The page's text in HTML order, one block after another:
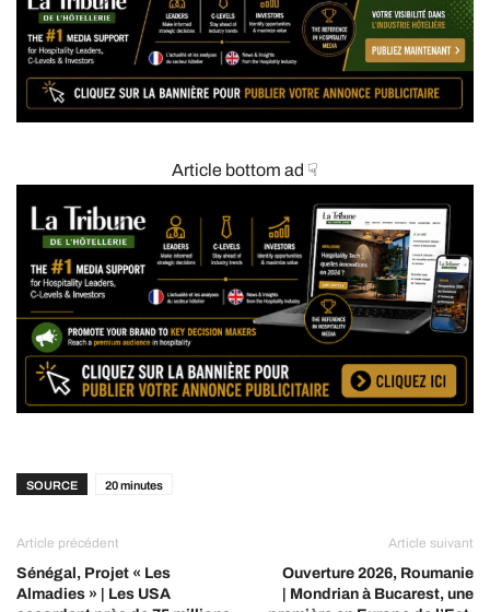
Article bottom ad ☟
SOURCE 20 minutes
Article précédent
Sénégal, Projet « Les
Almadies » | Les USA
Article suivant
Ouverture 2026, Roumanie
| Mondrian à Bucarest, une